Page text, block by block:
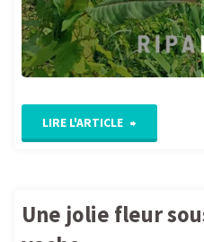
LIRE L'ARTICLE
Une jolie fleur